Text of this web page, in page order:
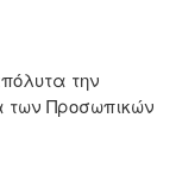
την
των Προσωπικών